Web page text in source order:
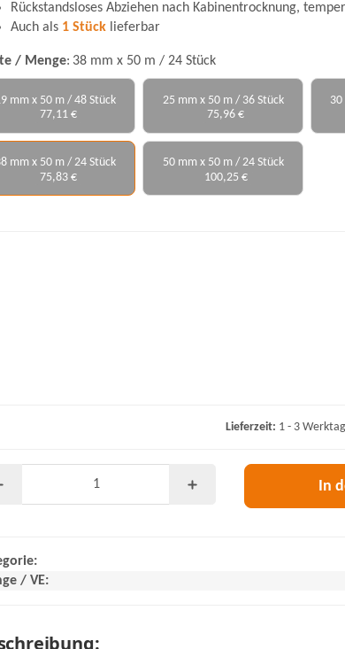
Rückstandsloses Abziehen nach Kabinentrocknung,
Auch als 1 Stück lieferbar
/ Menge 38 mm x 50 m / 24 Stück
mm x 50 m / 48 Stück
77,11 €
25 mm x 50 m / 36 Stück
75,96 €
30
mm x 50 m / 24 Stück
75,83 €
50 mm x 50 m / 24 Stück
100,25 €
Lieferzeit: 1 - 3
In
/ VE: